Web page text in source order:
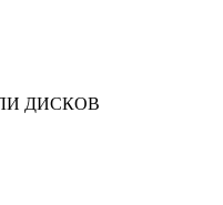
ДИСКОВ